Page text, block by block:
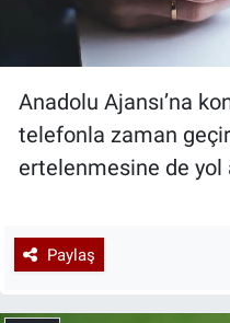
Anadolu Ajansı’na
telefonla zaman
ertelenmesine de yol
Paylaş